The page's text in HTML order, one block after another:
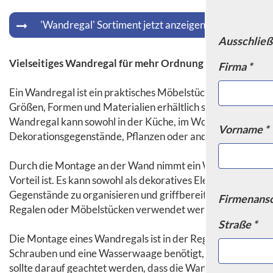
'Wandregal' Sortiment jetzt anzeigen
Vielseitiges Wandregal für mehr Ordnung
Ein Wandregal ist ein praktisches Möbelstück, um
Größen, Formen und Materialien erhältlich sein, um den
Wandregal kann sowohl in der Küche, im Wohnzimmer, im
Dekorationsgegenstände, Pflanzen oder andere
Durch die Montage an der Wand nimmt ein Wandregal
Vorteil ist. Es kann sowohl als dekoratives Element dienen,
Gegenstände zu organisieren und griffbereit zu haben. Ein
Regalen oder Möbelstücken verwendet werden, um eine
Die Montage eines Wandregals ist in der Regel einfach
Schrauben und eine Wasserwaage benötigt, um das Regal
sollte darauf geachtet werden, dass die Wand die Last
Firma *
Vorname *
Straße *